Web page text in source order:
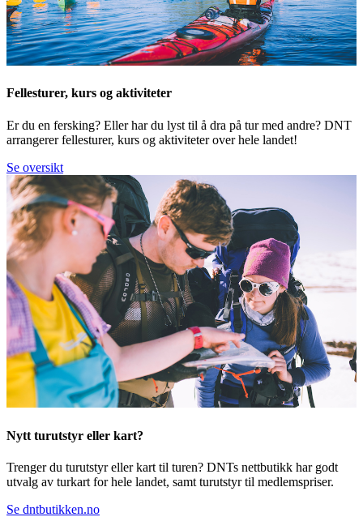
Fellesturer, kurs og aktiviteter
Er du en fersking? Eller har du lyst til å dra på tur med andre? DNT
arrangerer fellesturer, kurs og aktiviteter over hele landet!
Se oversikt
Nytt turutstyr eller kart?
Trenger du turutstyr eller kart til turen? DNTs nettbutikk har godt
utvalg av turkart for hele landet, samt turutstyr til medlemspriser.
Se dntbutikken.no